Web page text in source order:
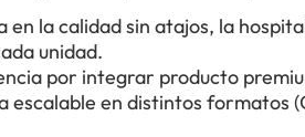
en la calidad sin atajos, la
unidad.
por integrar producto
escalable en distintos formatos